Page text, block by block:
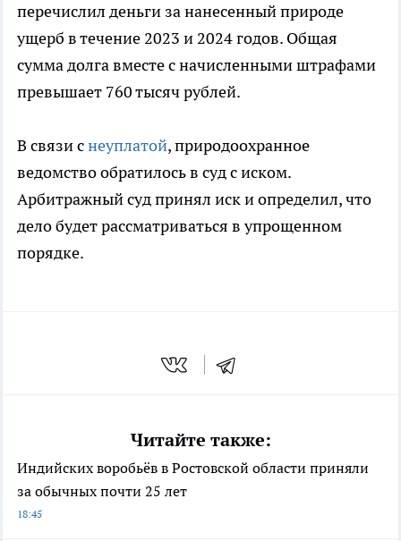
перечислил деньги за нанесенный природе
ущерб в течение 2023 и 2024 годов. Общая
сумма долга вместе с начисленными штрафами
превышает 760 тысяч рублей.
В связи снеуплатой, природоохранное
ведомство обратилось в суд с иском.
Арбитражный суд принял иск и определил, что
дело будет рассматриваться в упрощенном
порядке.
Читайте также:
Индийских воробьёв в Ростовской области приняли
за обычных почти 25 лет
18:45